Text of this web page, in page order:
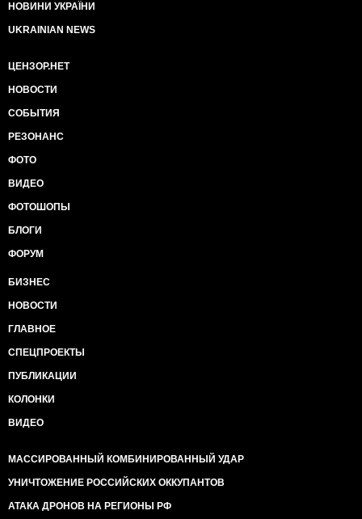
НОВИНИ УКРАЇНИ
UKRAINIAN NEWS
ЦЕНЗОР.НЕТ
НОВОСТИ
СОБЫТИЯ
РЕЗОНАНС
ФОТО
ВИДЕО
ФОТОШОПЫ
БЛОГИ
ФОРУМ
БИЗНЕС
НОВОСТИ
ГЛАВНОЕ
СПЕЦПРОЕКТЫ
ПУБЛИКАЦИИ
КОЛОНКИ
ВИДЕО
МАССИРОВАННЫЙ КОМБИНИРОВАННЫЙ УДАР
УНИЧТОЖЕНИЕ РОССИЙСКИХ ОККУПАНТОВ
АТАКА ДРОНОВ НА РЕГИОНЫ РФ